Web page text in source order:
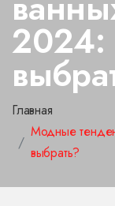
2024:
Главная
Модные
выбрать?